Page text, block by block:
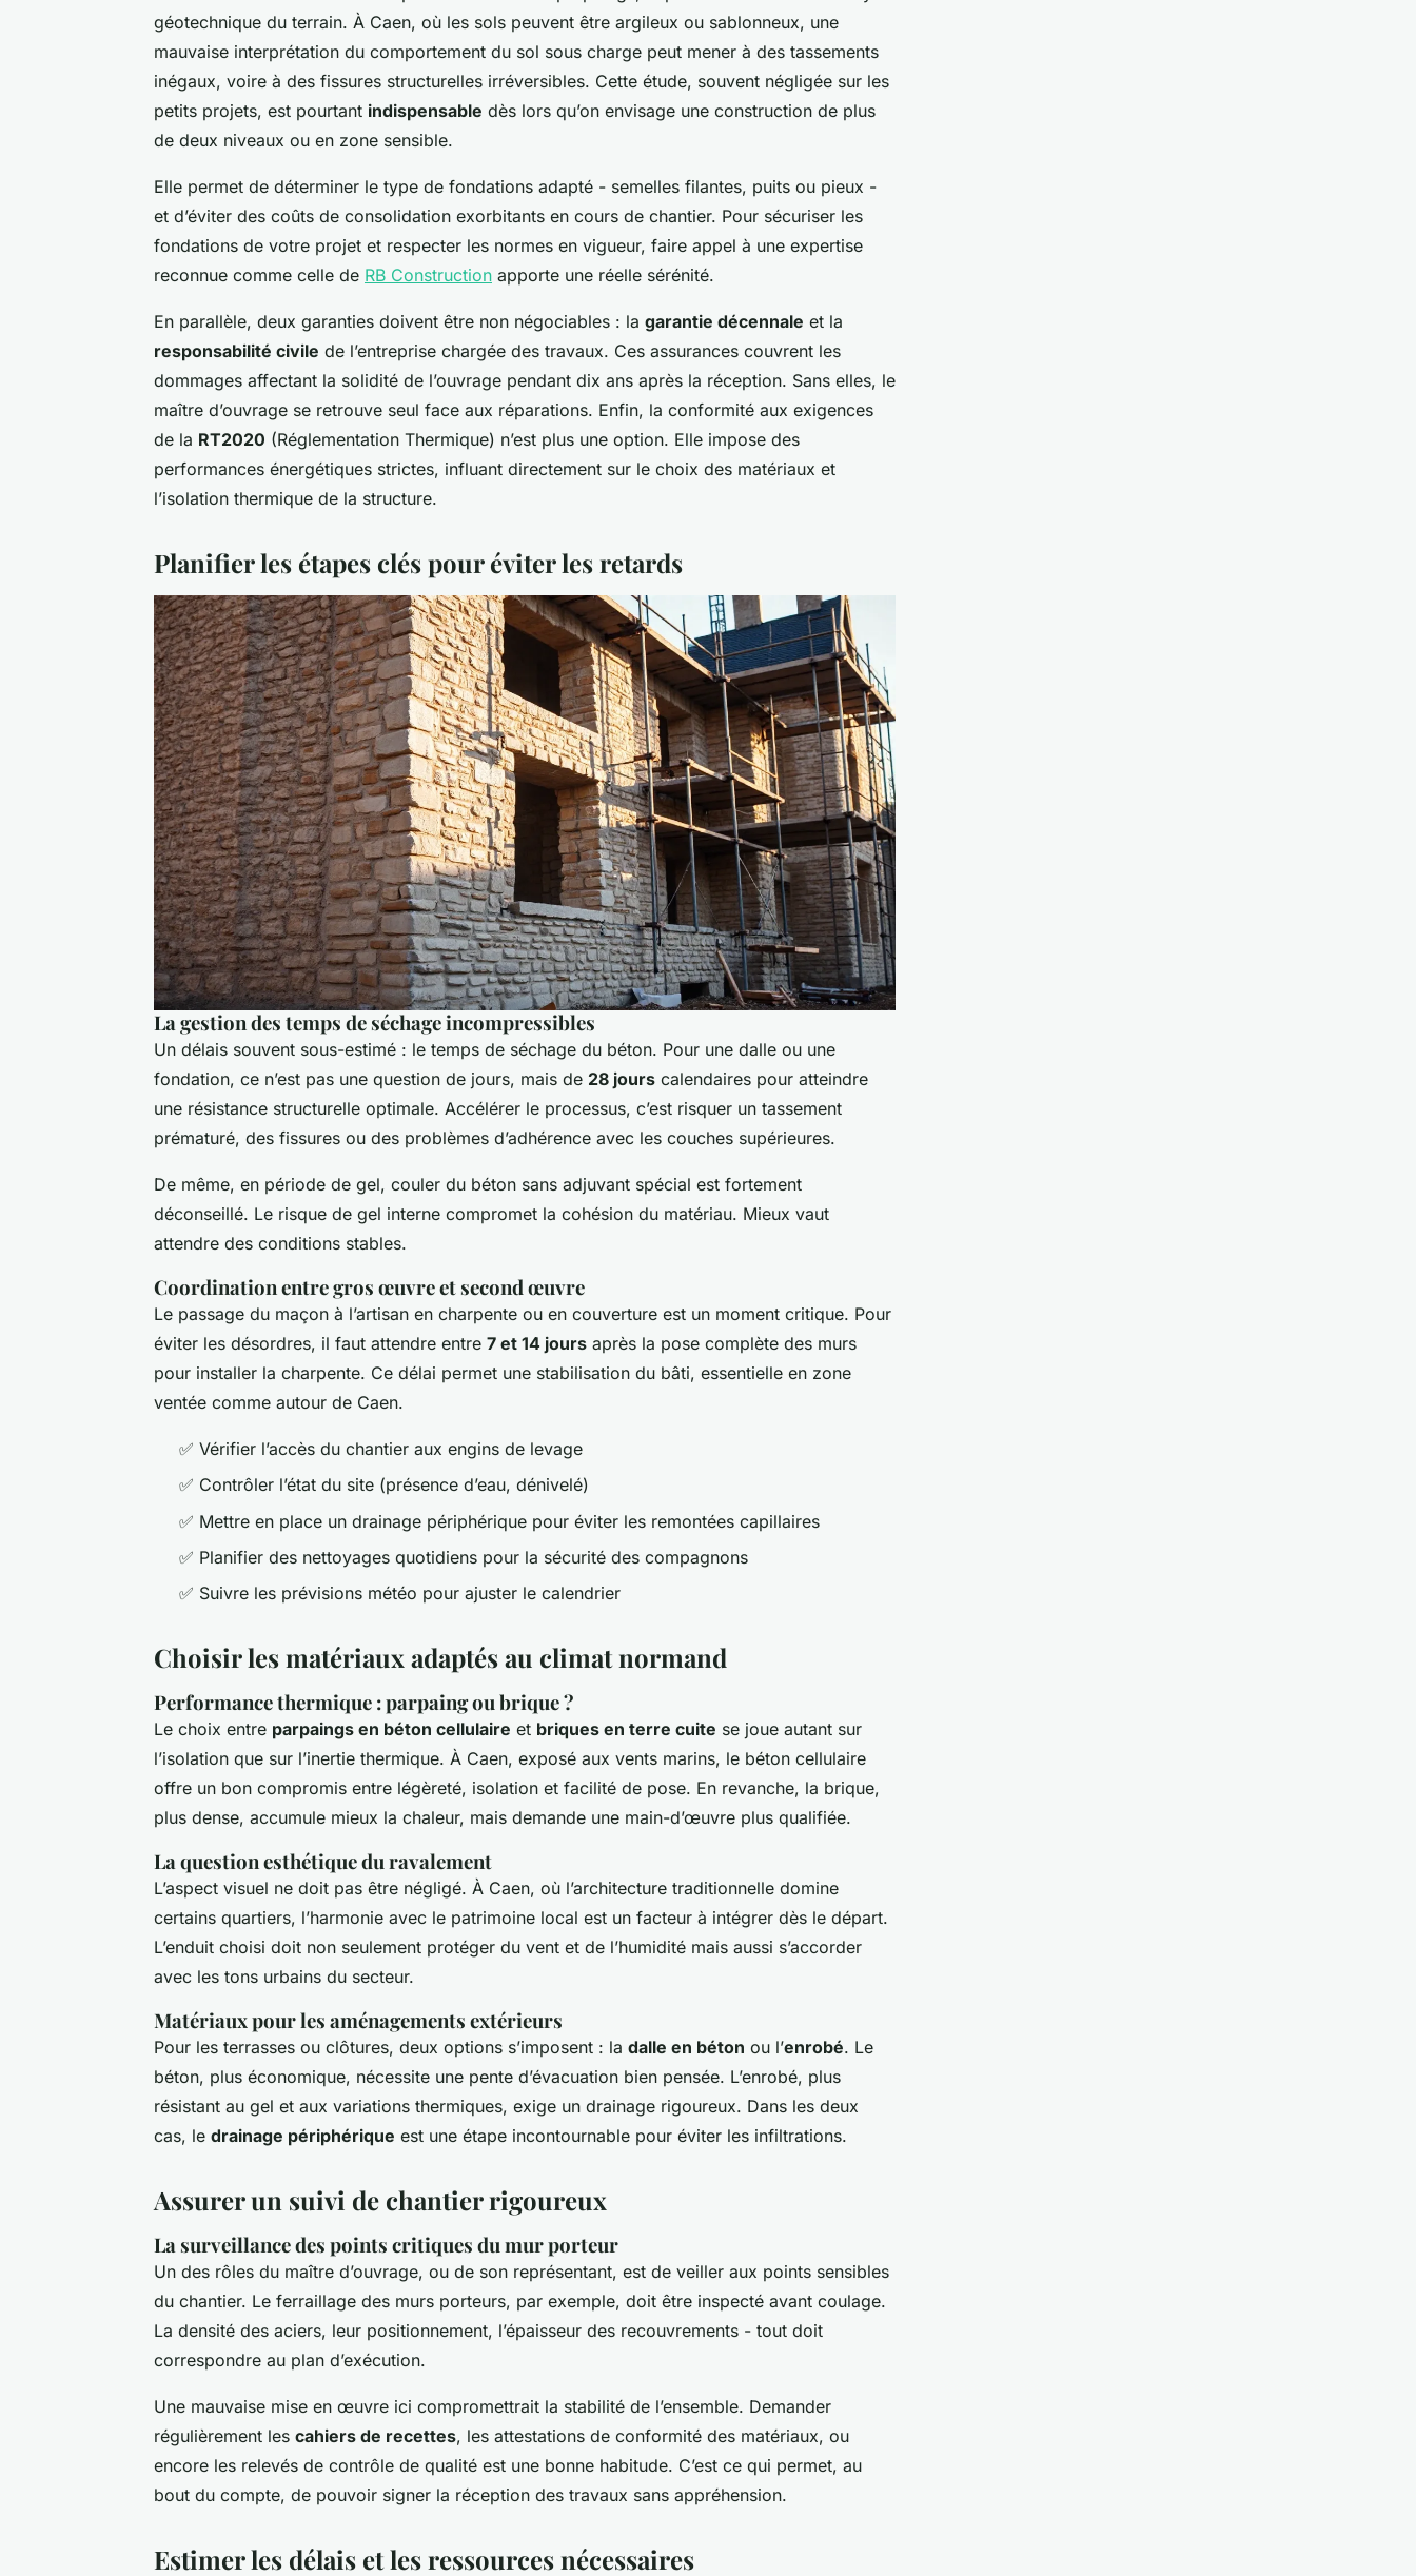
géotechnique du terrain. À Caen, où les sols peuvent être argileux ou sablonneux, une
mauvaise interprétation du comportement du sol sous charge peut mener à des tassements
inégaux, voire à des fissures structurelles irréversibles. Cette étude, souvent négligée sur les
petits projets, est pourtant indispensable dès lors qu’on envisage une construction de plus
de deux niveaux ou en zone sensible.
Elle permet de déterminer le type de fondations adapté - semelles filantes, puits ou pieux -
et d’éviter des coûts de consolidation exorbitants en cours de chantier. Pour sécuriser les
fondations de votre projet et respecter les normes en vigueur, faire appel à une expertise
reconnue comme celle de RB Construction apporte une réelle sérénité.
En parallèle, deux garanties doivent être non négociables : la garantie décennale et la
responsabilité civile de l’entreprise chargée des travaux. Ces assurances couvrent les
dommages affectant la solidité de l’ouvrage pendant dix ans après la réception. Sans elles, le
maître d’ouvrage se retrouve seul face aux réparations. Enfin, la conformité aux exigences
de la RT2020 (Réglementation Thermique) n’est plus une option. Elle impose des
performances énergétiques strictes, influant directement sur le choix des matériaux et
l’isolation thermique de la structure.
Planifier les étapes clés pour éviter les retards
La gestion des temps de séchage incompressibles
Un délais souvent sous-estimé : le temps de séchage du béton. Pour une dalle ou une
fondation, ce n’est pas une question de jours, mais de 28 jours calendaires pour atteindre
une résistance structurelle optimale. Accélérer le processus, c’est risquer un tassement
prématuré, des fissures ou des problèmes d’adhérence avec les couches supérieures.
De même, en période de gel, couler du béton sans adjuvant spécial est fortement
déconseillé. Le risque de gel interne compromet la cohésion du matériau. Mieux vaut
attendre des conditions stables.
Coordination entre gros œuvre et second œuvre
Le passage du maçon à l’artisan en charpente ou en couverture est un moment critique. Pour
éviter les désordres, il faut attendre entre 7 et 14 jours après la pose complète des murs
pour installer la charpente. Ce délai permet une stabilisation du bâti, essentielle en zone
ventée comme autour de Caen.
✅ Vérifier l’accès du chantier aux engins de levage
✅ Contrôler l’état du site (présence d’eau, dénivelé)
✅ Mettre en place un drainage périphérique pour éviter les remontées capillaires
✅ Planifier des nettoyages quotidiens pour la sécurité des compagnons
✅ Suivre les prévisions météo pour ajuster le calendrier
Choisir les matériaux adaptés au climat normand
Performance thermique : parpaing ou brique ?
Le choix entre parpaings en béton cellulaire et briques en terre cuite se joue autant sur
l’isolation que sur l’inertie thermique. À Caen, exposé aux vents marins, le béton cellulaire
offre un bon compromis entre légèreté, isolation et facilité de pose. En revanche, la brique,
plus dense, accumule mieux la chaleur, mais demande une main-d’œuvre plus qualifiée.
La question esthétique du ravalement
L’aspect visuel ne doit pas être négligé. À Caen, où l’architecture traditionnelle domine
certains quartiers, l’harmonie avec le patrimoine local est un facteur à intégrer dès le départ.
L’enduit choisi doit non seulement protéger du vent et de l’humidité mais aussi s’accorder
avec les tons urbains du secteur.
Matériaux pour les aménagements extérieurs
Pour les terrasses ou clôtures, deux options s’imposent : la dalle en béton ou l’enrobé. Le
béton, plus économique, nécessite une pente d’évacuation bien pensée. L’enrobé, plus
résistant au gel et aux variations thermiques, exige un drainage rigoureux. Dans les deux
cas, le drainage périphérique est une étape incontournable pour éviter les infiltrations.
Assurer un suivi de chantier rigoureux
La surveillance des points critiques du mur porteur
Un des rôles du maître d’ouvrage, ou de son représentant, est de veiller aux points sensibles
du chantier. Le ferraillage des murs porteurs, par exemple, doit être inspecté avant coulage.
La densité des aciers, leur positionnement, l’épaisseur des recouvrements - tout doit
correspondre au plan d’exécution.
Une mauvaise mise en œuvre ici compromettrait la stabilité de l’ensemble. Demander
régulièrement les cahiers de recettes, les attestations de conformité des matériaux, ou
encore les relevés de contrôle de qualité est une bonne habitude. C’est ce qui permet, au
bout du compte, de pouvoir signer la réception des travaux sans appréhension.
Estimer les délais et les ressources nécessaires